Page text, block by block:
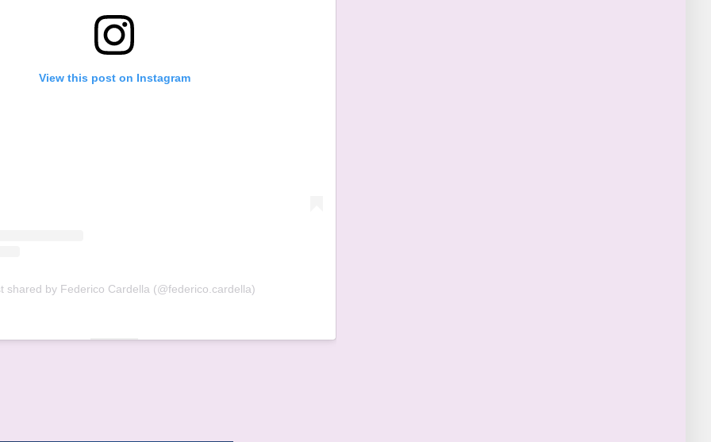
View this post on Instagram
shared by Federico Cardella (@federico.cardella)